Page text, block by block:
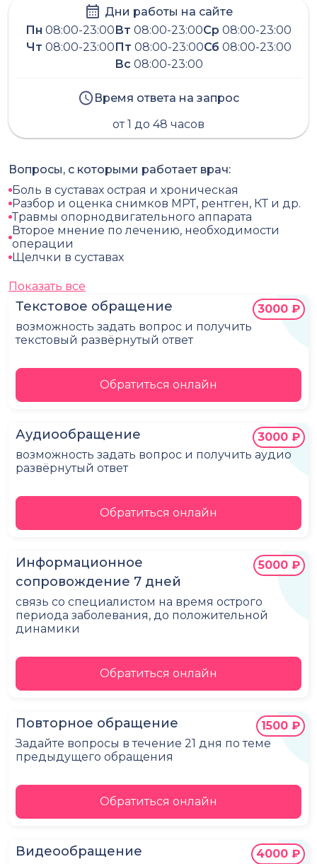
Дни работы на сайте
Пн 08:00-23:00 Вт 08:00-23:00Ср 08:00-23:00
Чт 08:00-23:00 Пт 08:00-23:00Сб 08:00-23:00
Вс 08:00-23:00
Время ответа на запрос
от 1 до 48 часов
Текстовое обращение
возможность задать вопрос и получить
текстовый развёрнутый ответ
3000 ₽
Обратиться онлайн
Аудиообращение
возможность задать вопрос и получить аудио
развёрнутый ответ
3000 ₽
Обратиться онлайн
Информационное
сопровождение 7 дней
связь со специалистом на время острого
периода заболевания, до положительной
динамики
5000 ₽
Обратиться онлайн
Повторное обращение
Задайте вопросы в течение 21 дня по теме
предыдущего обращения
1500 ₽
Обратиться онлайн
Видеообращение 4000 ₽
Вопросы, с которыми работает врач:
Боль в суставах острая и хроническая
Разбор и оценка снимков МРТ, рентген, КТ и др.
Травмы опорнодвигательного аппарата
Второе мнение по лечению, необходимости
операции
Щелчки в суставах
Показать все